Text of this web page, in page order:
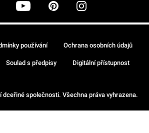
dceřiné společnosti. Všechna práva vyhrazena.
používání Ochrana osobních údajů
Soulad s předpisy Digitální přístupnost